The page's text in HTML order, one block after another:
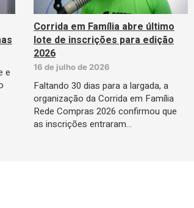
e
Corrida em Família abre último
lote de inscrições para edição
2026
16 de julho de 2026
Faltando 30 dias para a largada, a
organização da Corrida em Família
Rede Compras 2026 confirmou que
as inscrições entraram…